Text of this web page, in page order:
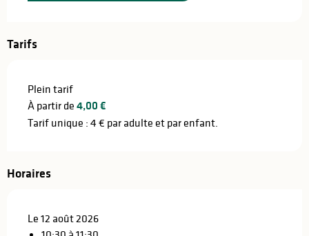
Tarifs
Plein tarif
À partir de 4,00 €
Tarif unique : 4 € par adulte et par enfant.
Horaires
Le 12 août 2026